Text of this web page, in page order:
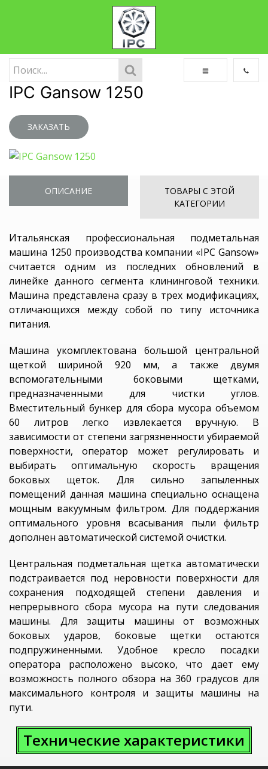
IPC Gansow 1250
ЗАКАЗАТЬ
ОПИСАНИЕ
ТОВАРЫ С ЭТОЙ
КАТЕГОРИИ
Итальянская профессиональная подметальная
машина 1250 производства компании «IPC Gansow»
считается одним из последних обновлений в
линейке данного сегмента клининговой техники.
Машина представлена сразу в трех модификациях,
отличающихся между собой по типу источника
питания.
Машина укомплектована большой центральной
щеткой шириной 920 мм, а также двумя
вспомогательными боковыми щетками,
предназначенными для чистки углов.
Вместительный бункер для сбора мусора объемом
60 литров легко извлекается вручную. В
зависимости от степени загрязненности убираемой
поверхности, оператор может регулировать и
выбирать оптимальную скорость вращения
боковых щеток. Для сильно запыленных
помещений данная машина специально оснащена
мощным вакуумным фильтром. Для поддержания
оптимального уровня всасывания пыли фильтр
дополнен автоматической системой очистки.
Центральная подметальная щетка автоматически
подстраивается под неровности поверхности для
сохранения подходящей степени давления и
непрерывного сбора мусора на пути следования
машины. Для защиты машины от возможных
боковых ударов, боковые щетки остаются
подпружиненными. Удобное кресло посадки
оператора расположено высоко, что дает ему
возможность полного обзора на 360 градусов для
максимального контроля и защиты машины на
пути.
Технические характеристики